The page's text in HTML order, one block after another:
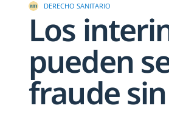
DERECHO SANITARIO
Los
pueden
fraude